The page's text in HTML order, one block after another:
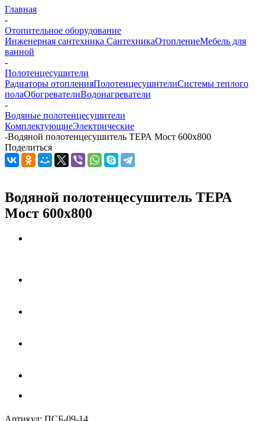
Главная
-
Отопительное оборудование
Инженерная сантехника СантехникаОтоплениеМебель для
ванной
-
Полотенцесушители
Радиаторы отопленияПолотенцесушителиСистемы теплого
полаОбогревателиВодонагреватели
-
Водяные полотенцесушители
КомплектующиеЭлектрические
-Водяной полотенцесушитель ТЕРА Мост 600x800
Поделиться
Водяной полотенцесушитель ТЕРА
Мост 600x800
Артикул: ПСБ-09-14